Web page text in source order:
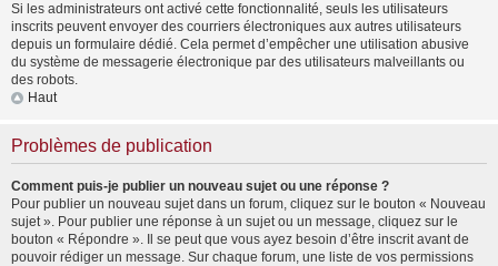
Si les administrateurs ont activé cette fonctionnalité, seuls les utilisateurs
inscrits peuvent envoyer des courriers électroniques aux autres utilisateurs
depuis un formulaire dédié. Cela permet d’empêcher une utilisation abusive
du système de messagerie électronique par des utilisateurs malveillants ou
des robots.
Haut
Problèmes de publication
Comment puis-je publier un nouveau sujet ou une réponse ?
Pour publier un nouveau sujet dans un forum, cliquez sur le bouton « Nouveau
sujet ». Pour publier une réponse à un sujet ou un message, cliquez sur le
bouton « Répondre ». Il se peut que vous ayez besoin d’être inscrit avant de
pouvoir rédiger un message. Sur chaque forum, une liste de vos permissions